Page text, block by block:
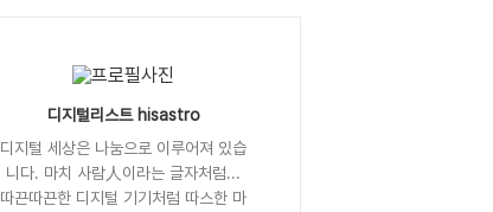
디지털리스트 hisastro
디지털 세상은 나눔으로 이루어져 있습
니다. 마치 사람人이라는 글자처럼...
따끈따끈한 디지털 기기처럼 따스한 마